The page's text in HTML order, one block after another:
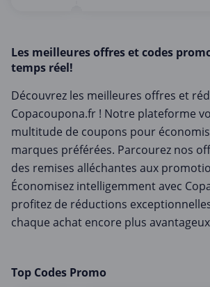
Les meilleures offres et codes
temps réel!
Découvrez les meilleures offres et
Copacoupona.fr ! Notre plateforme
multitude de coupons pour
marques préférées. Parcourez nos
des remises alléchantes aux
Économisez intelligemment avec
profitez de réductions
chaque achat encore plus
Top Codes Promo